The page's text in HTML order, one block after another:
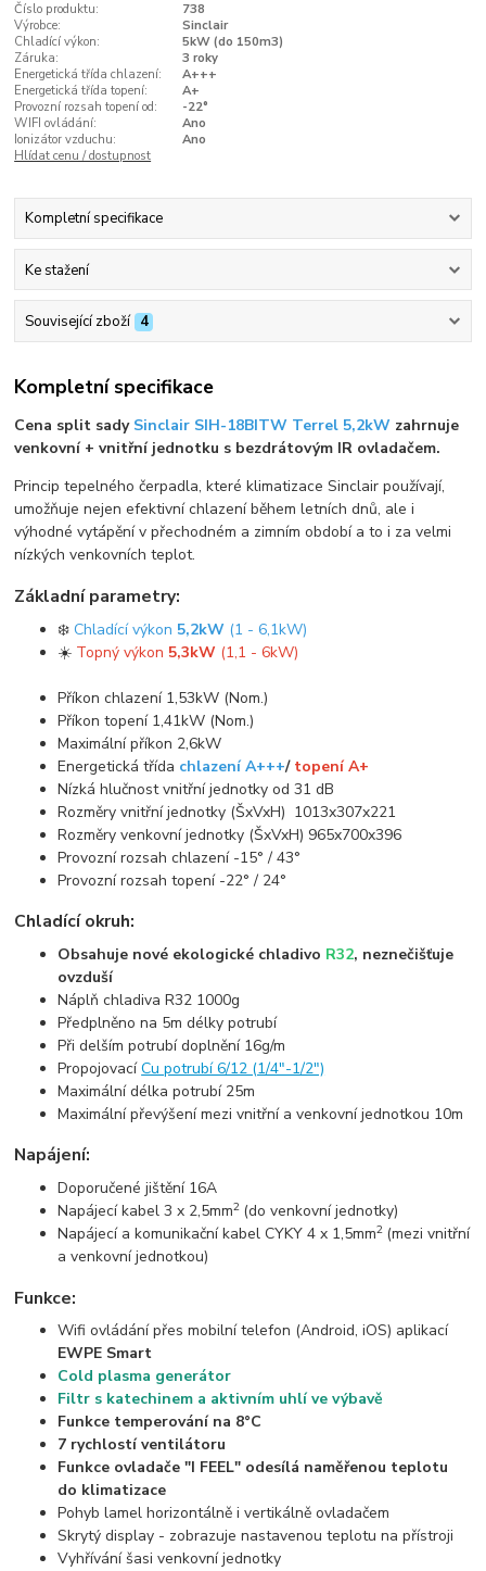
Číslo produktu:
738
Výrobce:
Sinclair
Chladící výkon:
5kW (do 150m3)
Záruka:
3 roky
Energetická třída chlazení:
A+++
Energetická třída topení:
A+
Provozní rozsah topení od:
-22°
WIFI ovládání:
Ano
Ionizátor vzduchu:
Ano
Hlídat cenu / dostupnost
Kompletní specifikace
Ke stažení
Související zboží 4
Kompletní specifikace
Cena split sady Sinclair SIH-18BITW Terrel 5,2kW zahrnuje
venkovní + vnitřní jednotku s bezdrátovým IR ovladačem.
Princip tepelného čerpadla, které klimatizace Sinclair používají,
umožňuje nejen efektivní chlazení během letních dnů, ale i
výhodné vytápění v přechodném a zimním období a to i za velmi
nízkých venkovních teplot.
Základní parametry:
❄️ Chladící výkon 5,2kW (1 - 6,1kW)
☀️ Topný výkon 5,3kW (1,1 - 6kW)
Příkon chlazení 1,53kW (Nom.)
Příkon topení 1,41kW (Nom.)
Maximální příkon 2,6kW
Energetická třída chlazení A+++/ topení A+
Nízká hlučnost vnitřní jednotky od 31 dB
Rozměry vnitřní jednotky (ŠxVxH) 1013x307x221
Rozměry venkovní jednotky (ŠxVxH) 965x700x396
Provozní rozsah chlazení -15° / 43°
Provozní rozsah topení -22° / 24°
Chladící okruh:
Obsahuje nové ekologické chladivo R32, neznečišťuje
ovzduší
Náplň chladiva R32 1000g
Předplněno na 5m délky potrubí
Při delším potrubí doplnění 16g/m
PropojovacíCu potrubí 6/12 (1/4"-1/2")
Maximální délka potrubí 25m
Maximální převýšení mezi vnitřní a venkovní jednotkou 10m
Napájení:
Doporučené jištění 16A
Napájecí kabel 3 x 2,5mm2 (do venkovní jednotky)
Napájecí a komunikační kabel CYKY 4 x 1,5mm2 (mezi vnitřní
a venkovní jednotkou)
Funkce:
Wifi ovládání přes mobilní telefon (Android, iOS) aplikací
EWPE Smart
Cold plasma generátor
Filtr s katechinem a aktivním uhlí ve výbavě
Funkce temperování na 8°C
7 rychlostí ventilátoru
Funkce ovladače "I FEEL" odesílá naměřenou teplotu
do klimatizace
Pohyb lamel horizontálně i vertikálně ovladačem
Skrytý display - zobrazuje nastavenou teplotu na přístroji
Vyhřívání šasi venkovní jednotky